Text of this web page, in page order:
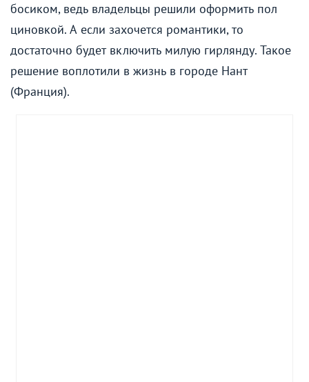
босиком, ведь владельцы решили оформить пол
циновкой. А если захочется романтики, то
достаточно будет включить милую гирлянду. Такое
решение воплотили в жизнь в городе Нант
(Франция).